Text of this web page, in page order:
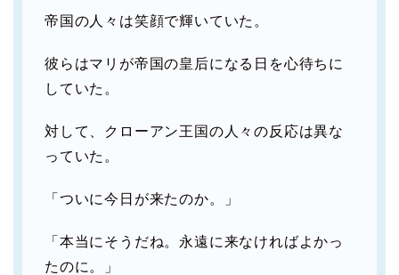
帝国の人々は笑顔で輝いていた。
彼らはマリが帝国の皇后になる日を心待ちに
していた。
対して、クローアン王国の人々の反応は異な
っていた。
「ついに今日が来たのか。」
「本当にそうだね。永遠に来なければよかっ
たのに。」